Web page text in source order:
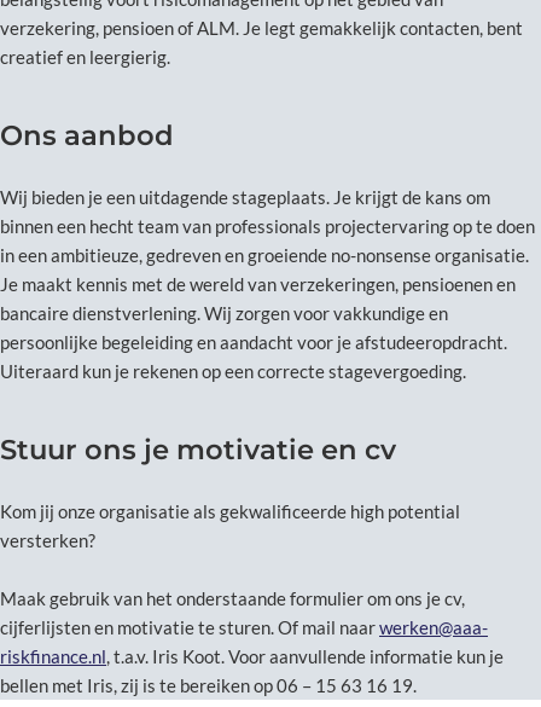
verzekering, pensioen of ALM. Je legt gemakkelijk contacten, bent
creatief en leergierig.
Ons aanbod
Wij bieden je een uitdagende stageplaats. Je krijgt de kans om
binnen een hecht team van professionals projectervaring op te doen
in een ambitieuze, gedreven en groeiende no-nonsense organisatie.
Je maakt kennis met de wereld van verzekeringen, pensioenen en
bancaire dienstverlening. Wij zorgen voor vakkundige en
persoonlijke begeleiding en aandacht voor je afstudeeropdracht.
Uiteraard kun je rekenen op een correcte stagevergoeding.
Stuur ons je motivatie en cv
Kom jij onze organisatie als gekwalificeerde high potential
versterken?
Maak gebruik van het onderstaande formulier om ons je cv,
cijferlijsten en motivatie te sturen. Of mail naarwerken@aaa-
riskfinance.nl, t.a.v. Iris Koot. Voor aanvullende informatie kun je
bellen met Iris, zij is te bereiken op 06 – 15 63 16 19.